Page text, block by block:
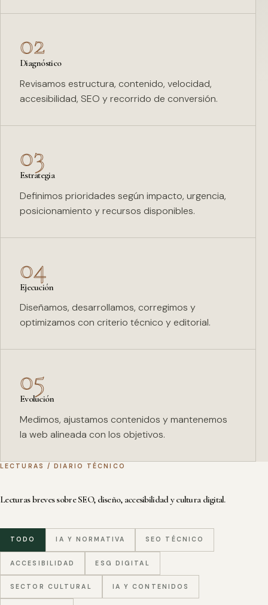
02
Diagnóstico
Revisamos estructura, contenido, velocidad,
accesibilidad, SEO y recorrido de conversión.
03
Estrategia
Definimos prioridades según impacto, urgencia,
posicionamiento y recursos disponibles.
04
Ejecución
Diseñamos, desarrollamos, corregimos y
optimizamos con criterio técnico y editorial.
05
Evolución
Medimos, ajustamos contenidos y mantenemos
la web alineada con los objetivos.
LECTURAS / DIARIO TÉCNICO
Lecturas breves sobre SEO, diseño, accesibilidad y cultura digital.
TODO IA Y NORMATIVA SEO TÉCNICO
ACCESIBILIDAD ESG DIGITAL
SECTOR CULTURAL IA Y CONTENIDOS